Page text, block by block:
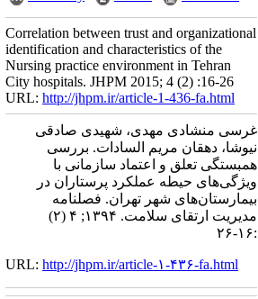
Correlation between trust and organizational
identification and characteristics of the
Nursing practice environment in Tehran
City hospitals. JHPM 2015; 4 (2) :16-26
URL: http://jhpm.ir/article-1-436-fa.html
غرسی منشادی مهدی، شهیدی صادقی
نیوشا، دهقان مریم السادات. بررسی
همبستگی تعلق و اعتماد سازمانی با
ویژگی‌های حیطه عملکرد پرستاران در
بیمارستان‌های شهر تهران. فصلنامه
مدیریت ارتقای سلامت. ۱۳۹۴; ۴ (۲)
:۱۶-۲۶
URL: http://jhpm.ir/article-۱-۴۳۶-fa.html